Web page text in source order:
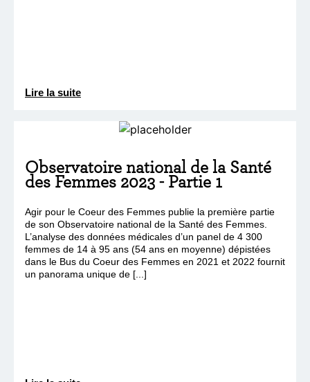
Lire la suite
Observatoire national de la Santé
des Femmes 2023 - Partie 1
Agir pour le Coeur des Femmes publie la première partie
de son Observatoire national de la Santé des Femmes.
L’analyse des données médicales d’un panel de 4 300
femmes de 14 à 95 ans (54 ans en moyenne) dépistées
dans le Bus du Coeur des Femmes en 2021 et 2022 fournit
un panorama unique de [...]